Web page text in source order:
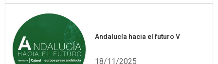
Andalucía hacia el futuro V
18/11/2025